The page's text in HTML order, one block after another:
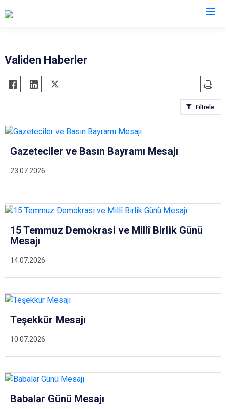
Validen Haberler
Filtrele
23.07.2026
Gazeteciler ve Basın Bayramı Mesajı
14.07.2026
15 Temmuz Demokrasi ve Millî Birlik Günü
Mesajı
10.07.2026
Teşekkür Mesajı
Babalar Günü Mesajı